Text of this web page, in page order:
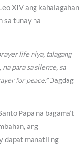
XIV ang kahalagahan
sa tunay na
life niya, talagang
para sa silence, sa
for peace.”Dagdag
Papa na bagama’t
ang
dapat manatiling